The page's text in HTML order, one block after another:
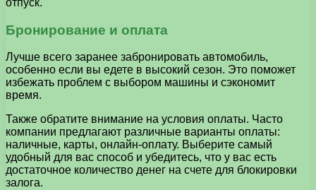
отпуск.
Бронирование и оплата
Лучше всего заранее забронировать автомобиль,
особенно если вы едете в высокий сезон. Это поможет
избежать проблем с выбором машины и сэкономит
время.
Также обратите внимание на условия оплаты. Часто
компании предлагают различные варианты оплаты:
наличные, карты, онлайн-оплату. Выберите самый
удобный для вас способ и убедитесь, что у вас есть
достаточное количество денег на счете для блокировки
залога.